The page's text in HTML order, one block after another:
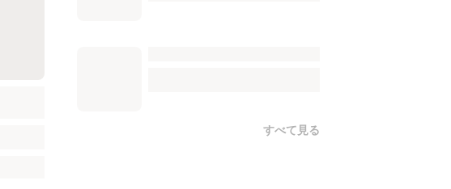
すべて見る